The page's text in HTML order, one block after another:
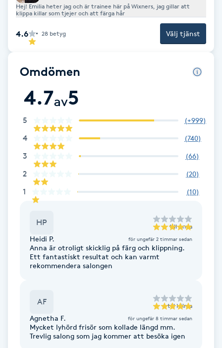
Katun fransar
Kinesiologi
Kinesisk medicin
Kiropraktik
Klangmassage
Klippning
Klippning ungdom
Koppningsmassage
Hej! Emilia heter jag och är trainee här på Wixners, jag gillar att
klippa killar som tjejer och att färga hår
4.6 28 betyg Välj tjänst
Omdömen
4.7av5
5 (+999)
4 (740)
3 (66)
2 (20)
1 (10)
HP till Anna
Heidi P. för ungefär 2 timmar sedan
Anna är otroligt skicklig på färg och klippning.
Ett fantastiskt resultat och kan varmt
rekommendera salongen
AF till Hilma
Agnetha F. för ungefär 8 timmar sedan
Mycket lyhörd frisör som kollade längd mm.
Trevlig salong som jag kommer att besöka igen